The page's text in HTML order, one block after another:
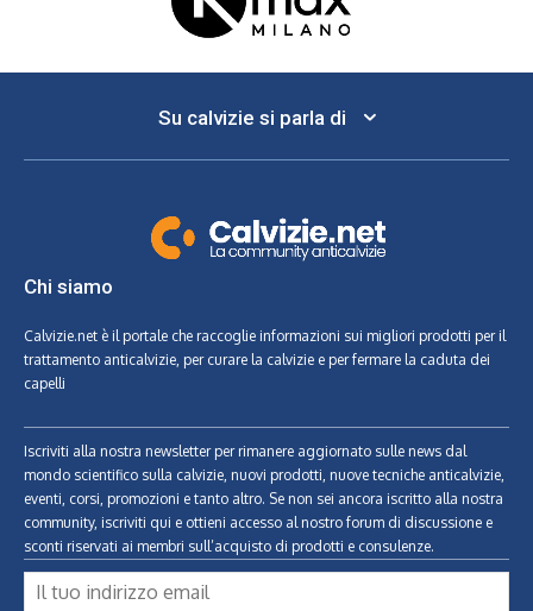
Su calvizie si parla di
Chi siamo
Calvizie.net è il portale che raccoglie informazioni sui migliori prodotti per il
trattamento anticalvizie, per curare la calvizie e per fermare la caduta dei
capelli
Iscriviti alla nostra newsletter per rimanere aggiornato sulle news dal
mondo scientifico sulla calvizie, nuovi prodotti, nuove tecniche anticalvizie,
eventi, corsi, promozioni e tanto altro. Se non sei ancora iscritto alla nostra
community, iscriviti qui e ottieni accesso al nostro forum di discussione e
sconti riservati ai membri sull’acquisto di prodotti e consulenze.